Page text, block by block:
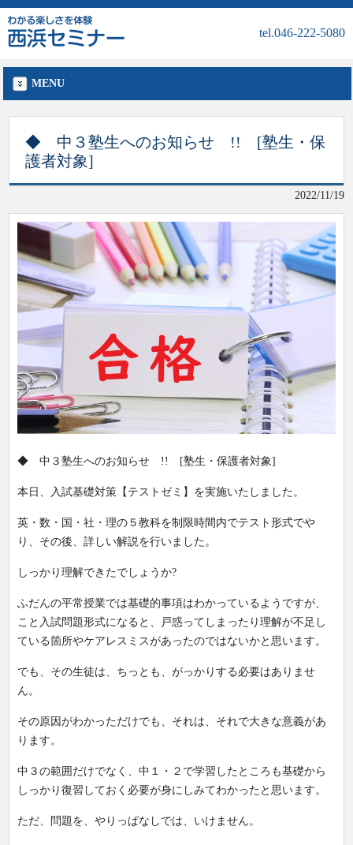
tel.046-222-5080
MENU
◆ 中３塾生へのお知らせ !! [塾生・保
護者対象]
2022/11/19
◆ 中３塾生へのお知らせ !! [塾生・保護者対象]
本日、入試基礎対策【テストゼミ】を実施いたしました。
英・数・国・社・理の５教科を制限時間内でテスト形式でや
り、その後、詳しい解説を行いました。
しっかり理解できたでしょうか?
ふだんの平常授業では基礎的事項はわかっているようですが、
こと入試問題形式になると、戸惑ってしまったり理解が不足し
ている箇所やケアレスミスがあったのではないかと思います。
でも、その生徒は、ちっとも、がっかりする必要はありませ
ん。
その原因がわかっただけでも、それは、それで大きな意義があ
ります。
中３の範囲だけでなく、中１・２で学習したところも基礎から
しっかり復習しておく必要が身にしみてわかったと思います。
ただ、問題を、やりっぱなしでは、いけません。